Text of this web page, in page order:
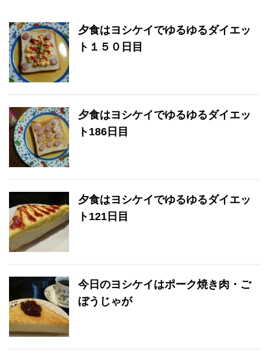
夕食はヨシケイでゆるゆるダイエッ
ト１５０日目
夕食はヨシケイでゆるゆるダイエッ
ト186日目
夕食はヨシケイでゆるゆるダイエッ
ト121日目
今日のヨシケイはポーク焼き肉・ご
ぼうじゃが